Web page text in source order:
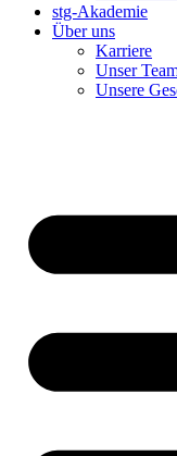
stg-Akademie
Über uns
Karriere
Unser
Unsere